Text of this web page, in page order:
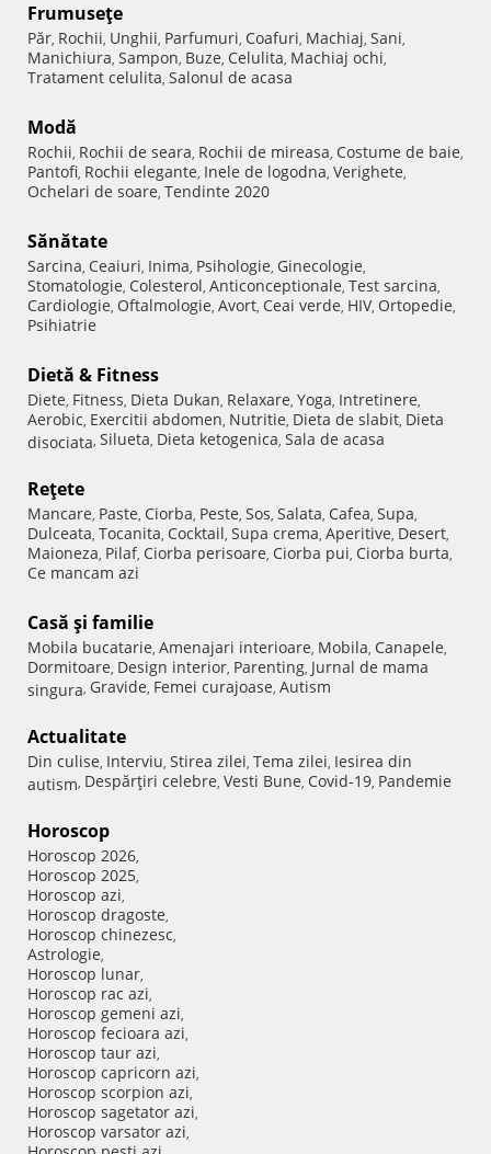
Frumuseţe
Păr, Rochii, Unghii, Parfumuri, Coafuri, Machiaj, Sani,
Manichiura, Sampon, Buze, Celulita, Machiaj ochi,
Tratament celulita, Salonul de acasa
Modă
Rochii, Rochii de seara, Rochii de mireasa, Costume de baie,
Pantofi, Rochii elegante, Inele de logodna, Verighete,
Ochelari de soare, Tendinte 2020
Sănătate
Sarcina, Ceaiuri, Inima, Psihologie, Ginecologie,
Stomatologie, Colesterol, Anticonceptionale, Test sarcina,
Cardiologie, Oftalmologie, Avort, Ceai verde, HIV, Ortopedie,
Psihiatrie
Dietă & Fitness
Diete, Fitness, Dieta Dukan, Relaxare, Yoga, Intretinere,
Aerobic, Exercitii abdomen, Nutritie, Dieta de slabit, Dieta
disociata, Silueta, Dieta ketogenica, Sala de acasa
Reţete
Mancare, Paste, Ciorba, Peste, Sos, Salata, Cafea, Supa,
Dulceata, Tocanita, Cocktail, Supa crema, Aperitive, Desert,
Maioneza, Pilaf, Ciorba perisoare, Ciorba pui, Ciorba burta,
Ce mancam azi
Casă şi familie
Mobila bucatarie, Amenajari interioare, Mobila, Canapele,
Dormitoare, Design interior, Parenting, Jurnal de mama
singura, Gravide, Femei curajoase, Autism
Actualitate
Din culise, Interviu, Stirea zilei, Tema zilei, Iesirea din
autism, Despărţiri celebre, Vesti Bune, Covid-19, Pandemie
Horoscop
Horoscop 2026,
Horoscop 2025,
Horoscop azi,
Horoscop dragoste,
Horoscop chinezesc,
Astrologie,
Horoscop lunar,
Horoscop rac azi,
Horoscop gemeni azi,
Horoscop fecioara azi,
Horoscop taur azi,
Horoscop capricorn azi,
Horoscop scorpion azi,
Horoscop sagetator azi,
Horoscop varsator azi,